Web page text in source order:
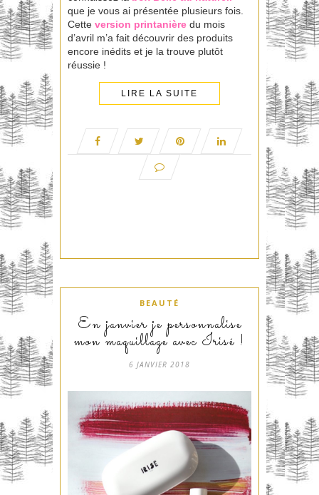
que je vous ai présentée plusieurs fois.
Cette version printanière du mois
d’avril m’a fait découvrir des produits
encore inédits et je la trouve plutôt
réussie !
LIRE LA SUITE
BEAUTÉ
En janvier je personnalise
mon maquillage avec Irisé !
6 JANVIER 2018